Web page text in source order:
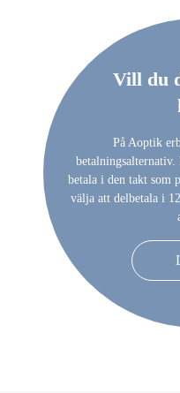
Vill du
På Aoptik
betala i den takt som
välja att delbetala i